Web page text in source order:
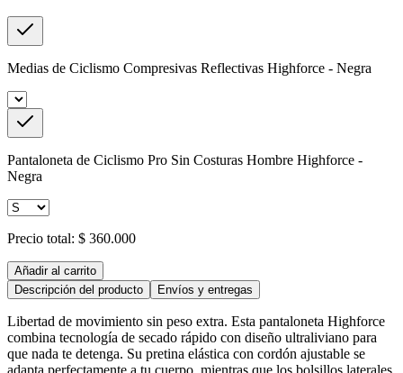
Medias de Ciclismo Compresivas Reflectivas Highforce - Negra
Pantaloneta de Ciclismo Pro Sin Costuras Hombre Highforce -
Negra
Precio total: $ 360.000
Añadir al carrito
Descripción del producto
Envíos y entregas
Libertad de movimiento sin peso extra. Esta pantaloneta Highforce
combina tecnología de secado rápido con diseño ultraliviano para
que nada te detenga. Su pretina elástica con cordón ajustable se